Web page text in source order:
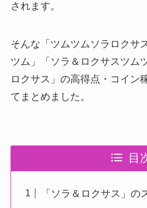
されます。
そんな「ツムツムソラロクサ
ツム」「ソラ＆ロクサスツム
ロクサス」の高得点・コイン
てまとめました。
目
「ソラ＆ロクサス」の